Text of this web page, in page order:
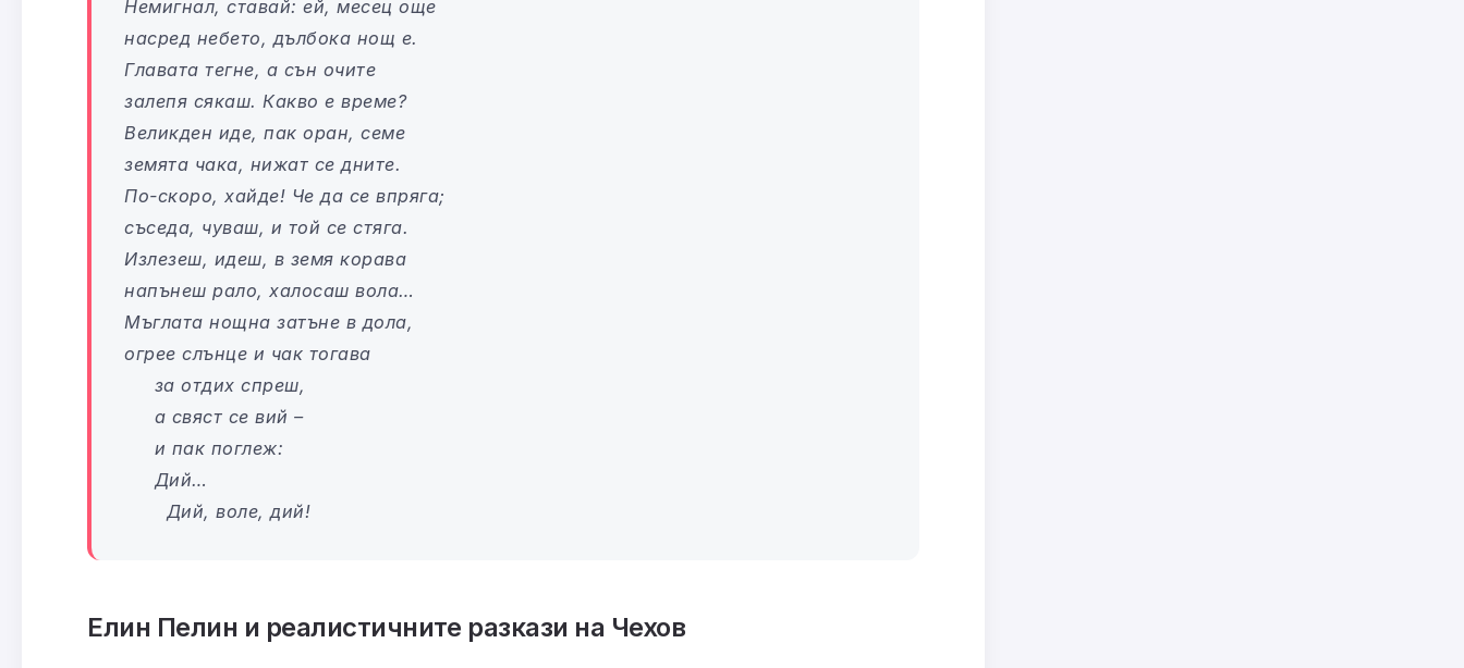
Немигнал, ставай: ей, месец още
насред небето, дълбока нощ е.
Главата тегне, а сън очите
залепя сякаш. Какво е време?
Великден иде, пак оран, семе
земята чака, нижат се дните.
По-скоро, хайде! Че да се впряга;
съседа, чуваш, и той се стяга.
Излезеш, идеш, в земя корава
напънеш рало, халосаш вола…
Мъглата нощна затъне в дола,
огрее слънце и чак тогава
за отдих спреш,
а свяст се вий –
и пак поглеж:
Дий…
Дий, воле, дий!
Елин Пелин и реалистичните разкази на Чехов